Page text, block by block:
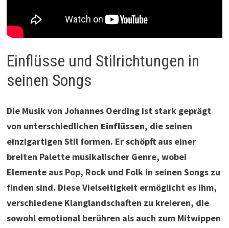
Einflüsse und Stilrichtungen in
seinen Songs
Die Musik von Johannes Oerding ist stark geprägt
von unterschiedlichen Einflüssen, die seinen
einzigartigen Stil formen. Er schöpft aus einer
breiten Palette musikalischer Genre, wobei
Elemente aus Pop, Rock und Folk in seinen Songs zu
finden sind. Diese Vielseitigkeit ermöglicht es ihm,
verschiedene Klanglandschaften zu kreieren, die
sowohl emotional berühren als auch zum Mitwippen